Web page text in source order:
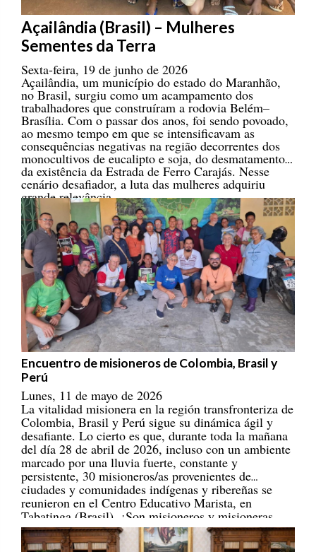
Açailândia (Brasil) – Mulheres
Sementes da Terra
Sexta-feira, 19 de junho de 2026
Açailândia, um município do estado do Maranhão,
no Brasil, surgiu como um acampamento dos
trabalhadores que construíram a rodovia Belém–
Brasília. Com o passar dos anos, foi sendo povoado,
ao mesmo tempo em que se intensificavam as
consequências negativas na região decorrentes dos
monocultivos de eucalipto e soja, do desmatamento e
da existência da Estrada de Ferro Carajás. Nesse
cenário desafiador, a luta das mulheres adquiriu
grande relevância.
Encuentro de misioneros de Colombia, Brasil y
Perú
Lunes, 11 de mayo de 2026
La vitalidad misionera en la región transfronteriza de
Colombia, Brasil y Perú sigue su dinámica ágil y
desafiante. Lo cierto es que, durante toda la mañana
del día 28 de abril de 2026, incluso con un ambiente
marcado por una lluvia fuerte, constante y
persistente, 30 misioneros/as provenientes de
ciudades y comunidades indígenas y ribereñas se
reunieron en el Centro Educativo Marista, en
Tabatinga (Brasil). ¡Son misioneros y misioneras
portadores/as de esperanza! [REPAM]